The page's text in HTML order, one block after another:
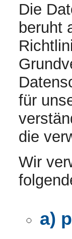
Die
beruht
für
die
Wir
a)